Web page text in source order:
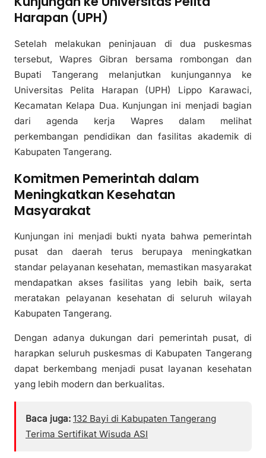
Harapan (UPH)
Setelah melakukan peninjauan di dua puskesmas
tersebut, Wapres Gibran bersama rombongan dan
Bupati Tangerang melanjutkan kunjungannya ke
Universitas Pelita Harapan (UPH) Lippo Karawaci,
Kecamatan Kelapa Dua. Kunjungan ini menjadi bagian
dari agenda kerja Wapres dalam melihat
perkembangan pendidikan dan fasilitas akademik di
Kabupaten Tangerang.
Komitmen Pemerintah dalam
Meningkatkan Kesehatan
Masyarakat
Kunjungan ini menjadi bukti nyata bahwa pemerintah
pusat dan daerah terus berupaya meningkatkan
standar pelayanan kesehatan, memastikan masyarakat
mendapatkan akses fasilitas yang lebih baik, serta
meratakan pelayanan kesehatan di seluruh wilayah
Kabupaten Tangerang.
Dengan adanya dukungan dari pemerintah pusat, di
harapkan seluruh puskesmas di Kabupaten Tangerang
dapat berkembang menjadi pusat layanan kesehatan
yang lebih modern dan berkualitas.
Baca juga: 132 Bayi di Kabupaten Tangerang
Terima Sertifikat Wisuda ASI